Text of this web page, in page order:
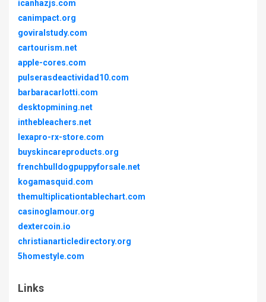
icanhazjs.com
canimpact.org
goviralstudy.com
cartourism.net
apple-cores.com
pulserasdeactividad10.com
barbaracarlotti.com
desktopmining.net
inthebleachers.net
lexapro-rx-store.com
buyskincareproducts.org
frenchbulldogpuppyforsale.net
kogamasquid.com
themultiplicationtablechart.com
casinoglamour.org
dextercoin.io
christianarticledirectory.org
5homestyle.com
Links